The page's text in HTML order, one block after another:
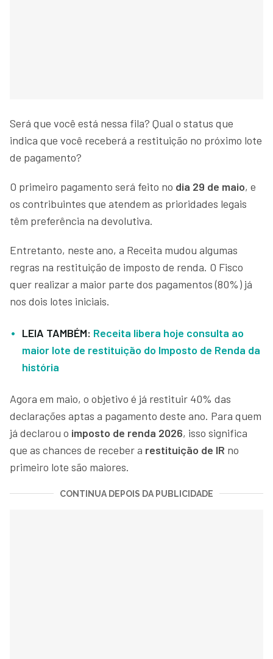
Será que você está nessa fila? Qual o status que
indica que você receberá a restituição no próximo lote
de pagamento?
O primeiro pagamento será feito no dia 29 de maio, e
os contribuintes que atendem as prioridades legais
têm preferência na devolutiva.
Entretanto, neste ano, a Receita mudou algumas
regras na restituição de imposto de renda. O Fisco
quer realizar a maior parte dos pagamentos (80%) já
nos dois lotes iniciais.
LEIA TAMBÉM: Receita libera hoje consulta ao
maior lote de restituição do Imposto de Renda da
história
Agora em maio, o objetivo é já restituir 40% das
declarações aptas a pagamento deste ano. Para quem
já declarou o imposto de renda 2026, isso significa
que as chances de receber a restituição de IR no
primeiro lote são maiores.
CONTINUA DEPOIS DA PUBLICIDADE